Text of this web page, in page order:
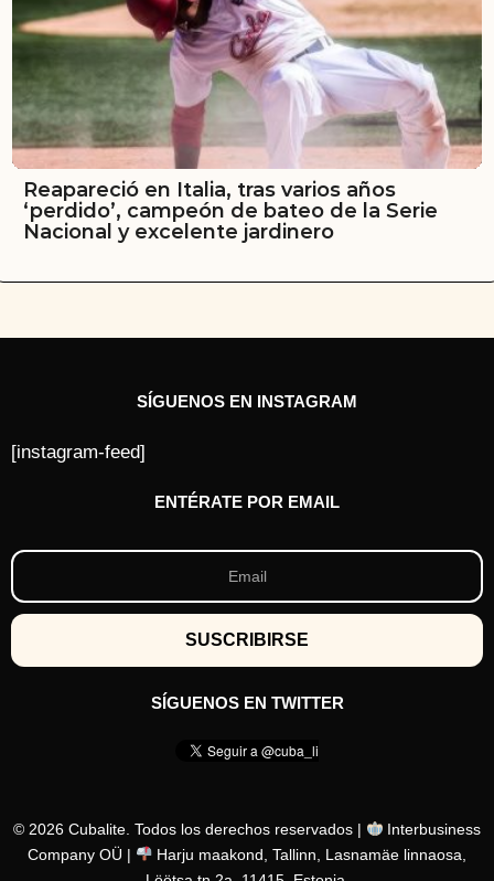
Reapareció en Italia, tras varios años
‘perdido’, campeón de bateo de la Serie
Nacional y excelente jardinero
SÍGUENOS EN INSTAGRAM
[instagram-feed]
ENTÉRATE POR EMAIL
SÍGUENOS EN TWITTER
© 2026 Cubalite. Todos los derechos reservados |
Interbusiness
Company OÜ |
Harju maakond, Tallinn, Lasnamäe linnaosa,